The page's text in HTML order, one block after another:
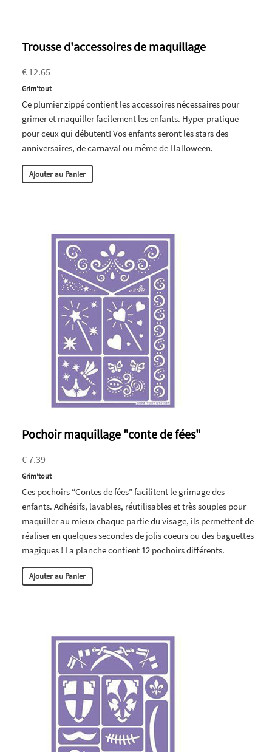
Trousse d'accessoires de maquillage
€ 12.65
Grim'tout
Ce plumier zippé contient les accessoires nécessaires pour
grimer et maquiller facilement les enfants. Hyper pratique
pour ceux qui débutent! Vos enfants seront les stars des
anniversaires, de carnaval ou même de Halloween.
Ajouter au Panier
Pochoir maquillage "conte de fées"
€ 7.39
Grim'tout
Ces pochoirs “Contes de fées” facilitent le grimage des
enfants. Adhésifs, lavables, réutilisables et très souples pour
maquiller au mieux chaque partie du visage, ils permettent de
réaliser en quelques secondes de jolis coeurs ou des baguettes
magiques ! La planche contient 12 pochoirs différents.
Ajouter au Panier